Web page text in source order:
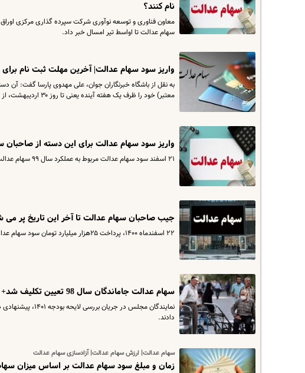
نام کنند؟
معاون فناوری و توسعه نوآوری شرکت سپرده گذاری مرکزی
سهام عدالت تا اواسط تیر امسال خبر داد.
واریز سود سهام عدالت| آخرین مهلت ثبت نام
به نقل از باشگاه خبرنگاران جوان، علی مهدوی پارسا گفت: آن
معتبر) خود را ظرف یک هفته آینده یعنی تا روز ۳۰ اردیبهشت، از طریق مراجعه به سامانه سجام تکمیل کنند.
واریز سود سهام عدالت برای این دسته از
۲۱ اسفند سود سهام عدالت مربوط به عملکرد سال ۹۹ سهام عدالت ۴۳ میلیون و ۶۶۵ هزار و ۳۳۱ نفر دارنده این سهام واریز شد.
جیب صاحبان سهام عدالت تا آخر این تاریخ پر
۲۲ اسفندماه ١۴٠٠، پرداخت ۲۵هزار میلیارد تومان سود سهام عدالت سال‌های گذشته به حساب حدود ۴۵ میلیون نفر از دارندگان این سهام به پایان رسید.
سهام عدالت جاماندگان سال 98 تعیین تکلیف شد+ جزئیات
دادند.
سهام عدالت| ارزش سهام عدالت| آزادسازی سهام عدالت
زمان و مبلغ سود سهام عدالت بر اساس میزان